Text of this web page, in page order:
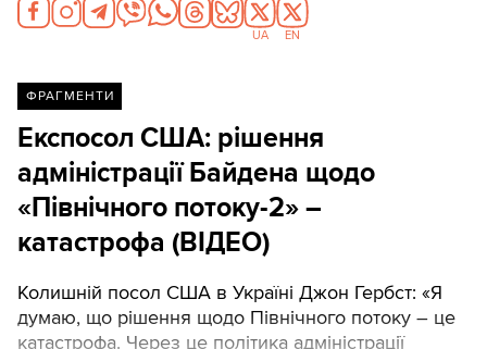
UA EN
ФРАГМЕНТИ
Експосол США: рішення
адміністрації Байдена щодо
«Північного потоку-2» –
катастрофа (ВІДЕО)
Колишній посол США в Україні Джон Гербст: «Я
думаю, що рішення щодо Північного потоку – це
катастрофа. Через це політика адміністрації